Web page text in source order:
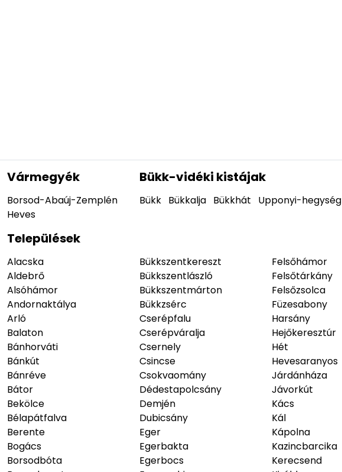
Vármegyék
Borsod-Abaúj-Zemplén
Heves
Bükk-vidéki kistájak
Bükk Bükkalja Bükkhát Upponyi-hegység
Települések
Alacska
Aldebrő
Alsóhámor
Andornaktálya
Arló
Balaton
Bánhorváti
Bánkút
Bánréve
Bátor
Bekölce
Bélapátfalva
Berente
Bogács
Borsodbóta
Bükkszentkereszt
Bükkszentlászló
Bükkszentmárton
Bükkzsérc
Cserépfalu
Cserépváralja
Csernely
Csincse
Csokvaomány
Dédestapolcsány
Demjén
Dubicsány
Eger
Egerbakta
Egerbocs
Felsőhámor
Felsőtárkány
Felsőzsolca
Füzesabony
Harsány
Hejőkeresztúr
Hét
Hevesaranyos
Járdánháza
Jávorkút
Kács
Kál
Kápolna
Kazincbarcika
Kerecsend